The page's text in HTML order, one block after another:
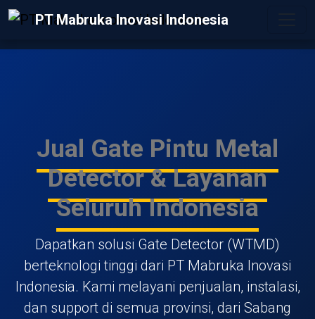
PT Mabruka Inovasi Indonesia
Jual Gate Pintu Metal
Detector & Layanan
Seluruh Indonesia
Dapatkan solusi Gate Detector (WTMD)
berteknologi tinggi dari PT Mabruka Inovasi
Indonesia. Kami melayani penjualan, instalasi,
dan support di semua provinsi, dari Sabang